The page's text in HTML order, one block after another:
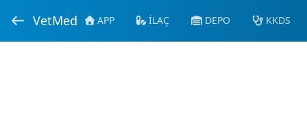
VetMed APP İLAÇ DEPO KKDS